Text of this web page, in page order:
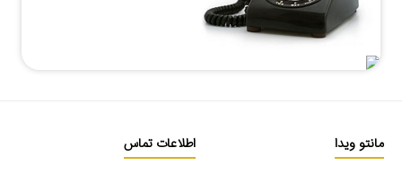
مانتو ویدا اطلاعات تماس